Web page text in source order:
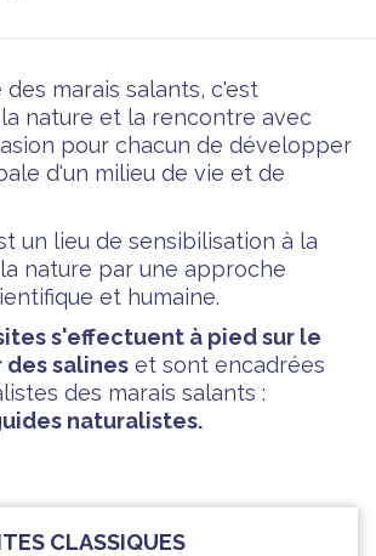
marais salants, c'est
nature et la rencontre avec
pour chacun de développer
d'un milieu de vie et de
un lieu de sensibilisation à la
nature par une approche
et humaine.
s'effectuent à pied sur le
salines et sont encadrées
des marais salants :
naturalistes.
CLASSIQUES